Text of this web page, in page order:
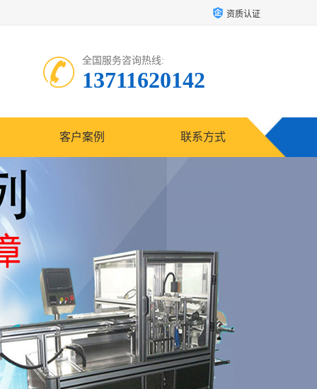
资质认证
全国服务咨询热线:
13711620142
客户案例 联系方式